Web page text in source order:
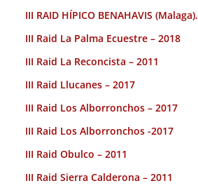
III RAID HÍPICO BENAHAVIS (Malaga).
III Raid La Palma Ecuestre – 2018
III Raid La Reconcista – 2011
III Raid Llucanes – 2017
III Raid Los Alborronchos – 2017
III Raid Los Alborronchos -2017
III Raid Obulco – 2011
III Raid Sierra Calderona – 2011